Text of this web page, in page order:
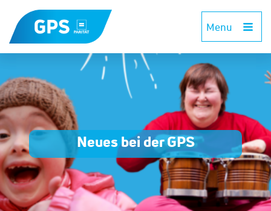
Menu
Neues bei der GPS